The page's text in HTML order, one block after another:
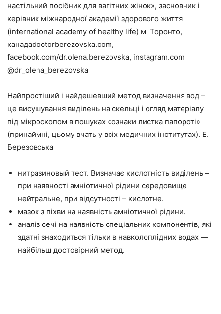
настільний посібник для вагітних жінок», засновник і
керівник міжнародної академії здорового життя
(international academy of healthy life) м. Торонто,
канадаdoctorberezovska.com,
facebook.com/dr.olena.berezovska, instagram.com
@dr_olena_berezovska
Найпростіший і найдешевший метод визначення вод –
це висушування виділень на скельці і огляд матеріалу
під мікроскопом в пошуках «ознаки листка папороті»
(принаймні, цьому вчать у всіх медичних інститутах). Е.
Березовська
нитразиновый тест. Визначає кислотність виділень –
при наявності амніотичної рідини середовище
нейтральне, при відсутності – кислотне.
мазок з піхви на наявність амніотичної рідини.
аналіз сечі на наявність спеціальних компонентів, які
здатні знаходиться тільки в навколоплідних водах —
найбільш достовірний метод.